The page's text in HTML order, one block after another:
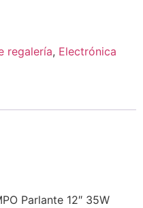
regalería, Electrónica
Parlante 12″ 35W